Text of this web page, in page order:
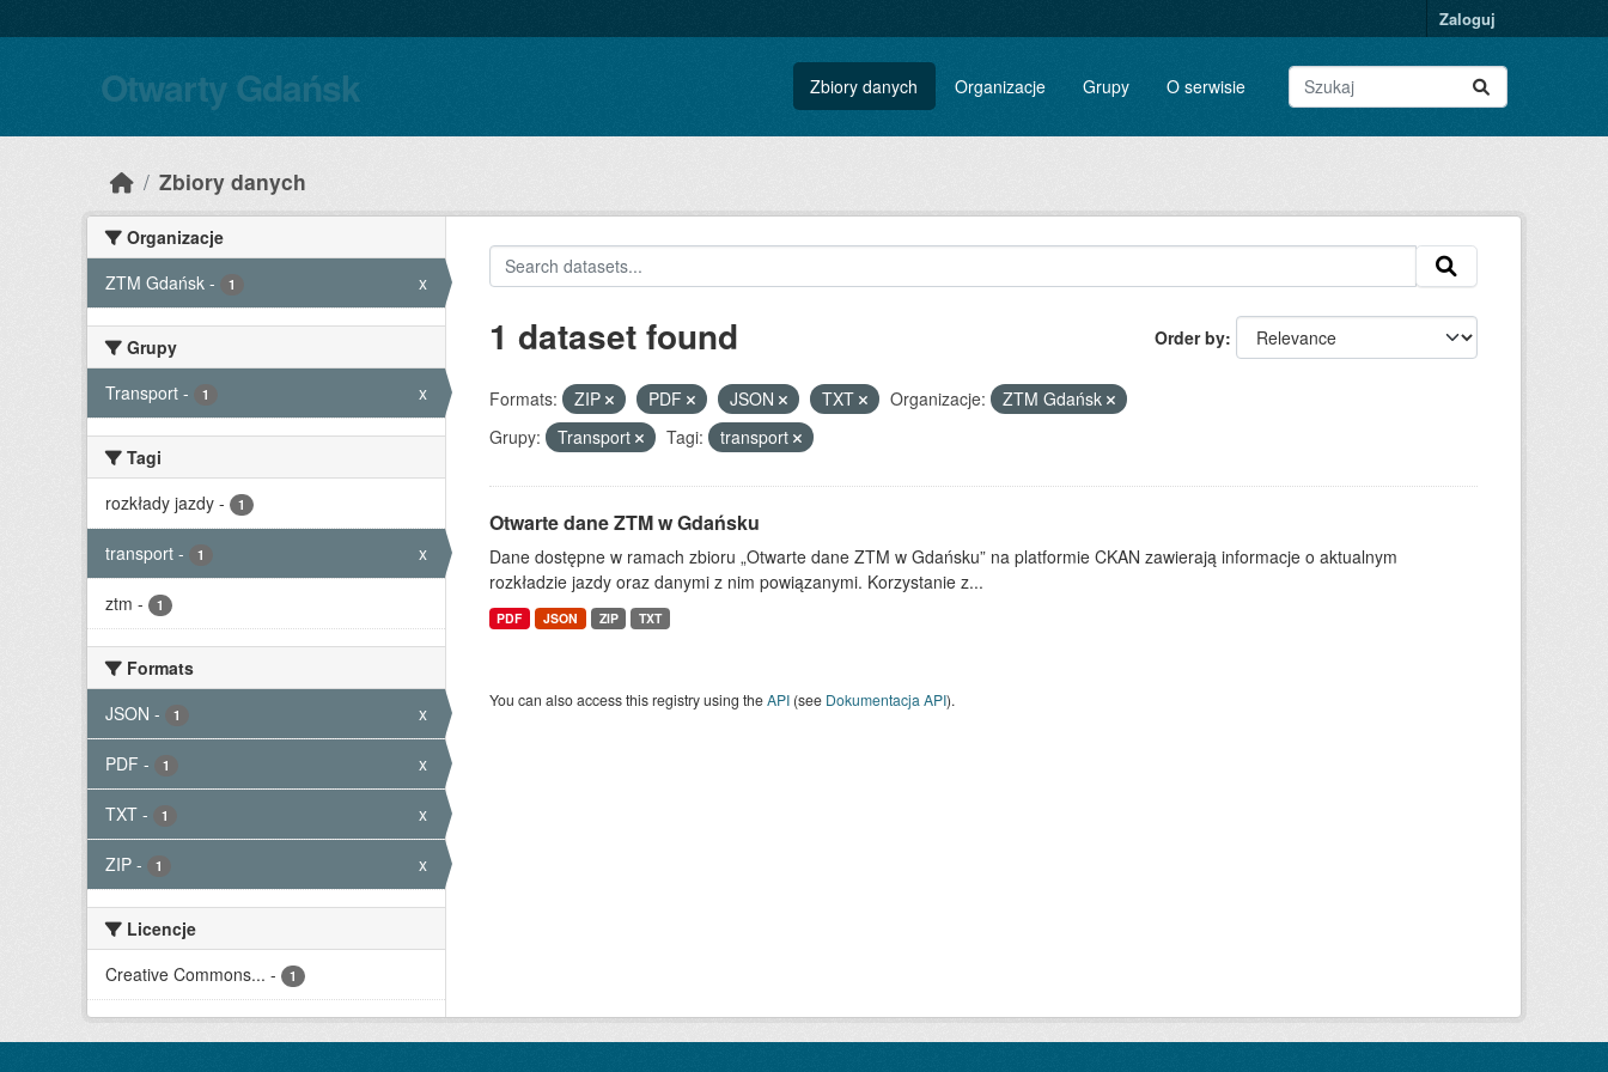
Zaloguj
Otwarty Gdańsk Zbiory danych Organizacje Grupy O serwisie
Zbiory danych
Organizacje
ZTM Gdańsk - 1 x
Grupy
Transport - 1 x
Tagi
rozkłady jazdy - 1
transport - 1 x
ztm - 1
Formats
JSON - 1 x
PDF - 1 x
TXT - 1 x
ZIP - 1 x
Licencje
Creative Commons... - 1
Order by
1 dataset found
Formats: ZIP PDF JSON TXT Organizacje:
ZTM Gdańsk
Grupy:
Transport Tagi: transport
Otwarte dane ZTM w Gdańsku
Dane dostępne w ramach zbioru „Otwarte dane ZTM w Gdańsku” na platformie CKAN zawierają informacje o aktualnym
rozkładzie jazdy oraz danymi z nim powiązanymi. Korzystanie z...
PDF JSON ZIP TXT
You can also access this registry using theAPI(see Dokumentacja API).